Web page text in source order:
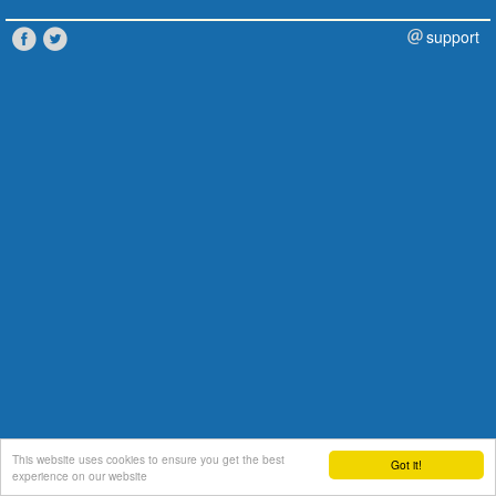
Got it!
This website uses cookies to ensure you get the best
experience on our website
support